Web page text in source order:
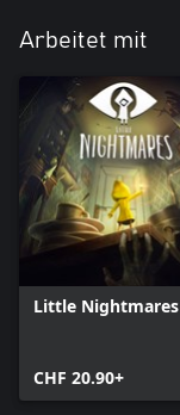
Arbeitet mit
Little Nightmares
CHF 20.90+